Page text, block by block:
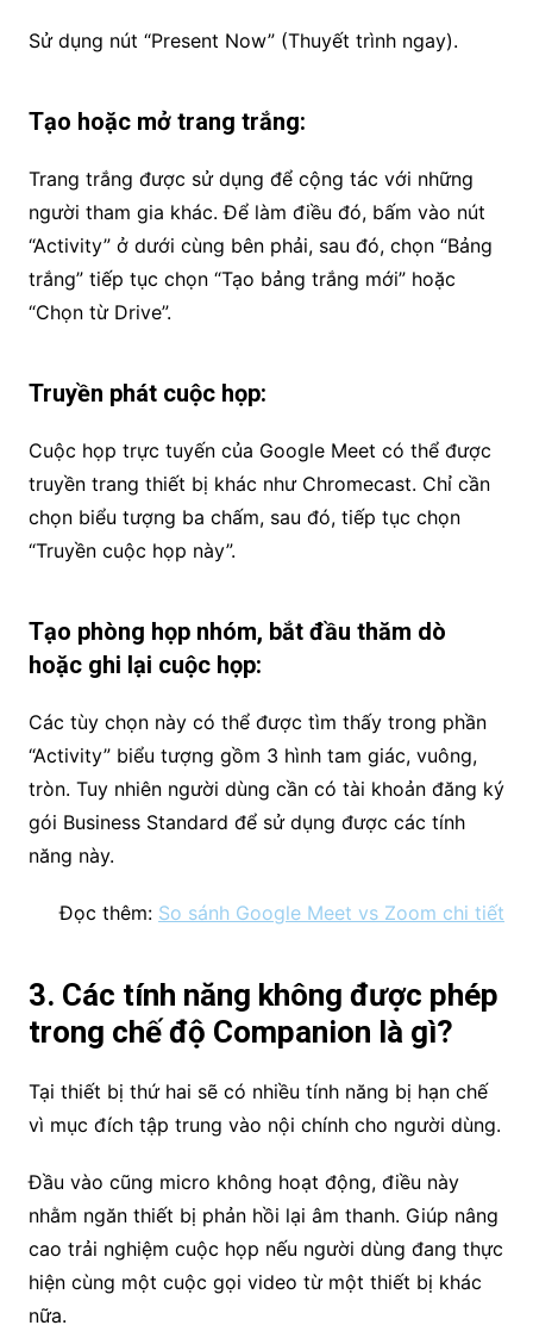
Sử dụng nút “Present Now” (Thuyết trình ngay).
Tạo hoặc mở trang trắng:
Trang trắng được sử dụng để cộng tác với những
người tham gia khác. Để làm điều đó, bấm vào nút
“Activity” ở dưới cùng bên phải, sau đó, chọn “Bảng
trắng” tiếp tục chọn “Tạo bảng trắng mới” hoặc
“Chọn từ Drive”.
Truyền phát cuộc họp:
Cuộc họp trực tuyến của Google Meet có thể được
truyền trang thiết bị khác như Chromecast. Chỉ cần
chọn biểu tượng ba chấm, sau đó, tiếp tục chọn
“Truyền cuộc họp này”.
Tạo phòng họp nhóm, bắt đầu thăm dò
hoặc ghi lại cuộc họp:
Các tùy chọn này có thể được tìm thấy trong phần
“Activity” biểu tượng gồm 3 hình tam giác, vuông,
tròn. Tuy nhiên người dùng cần có tài khoản đăng ký
gói Business Standard để sử dụng được các tính
năng này.
Đọc thêm: So sánh Google Meet vs Zoom chi tiết
3. Các tính năng không được phép
trong chế độ Companion là gì?
Tại thiết bị thứ hai sẽ có nhiều tính năng bị hạn chế
vì mục đích tập trung vào nội chính cho người dùng.
Đầu vào cũng micro không hoạt động, điều này
nhằm ngăn thiết bị phản hồi lại âm thanh. Giúp nâng
cao trải nghiệm cuộc họp nếu người dùng đang thực
hiện cùng một cuộc gọi video từ một thiết bị khác
nữa.